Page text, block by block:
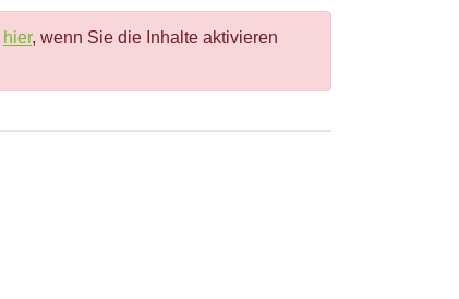
hier, wenn Sie die Inhalte aktivieren